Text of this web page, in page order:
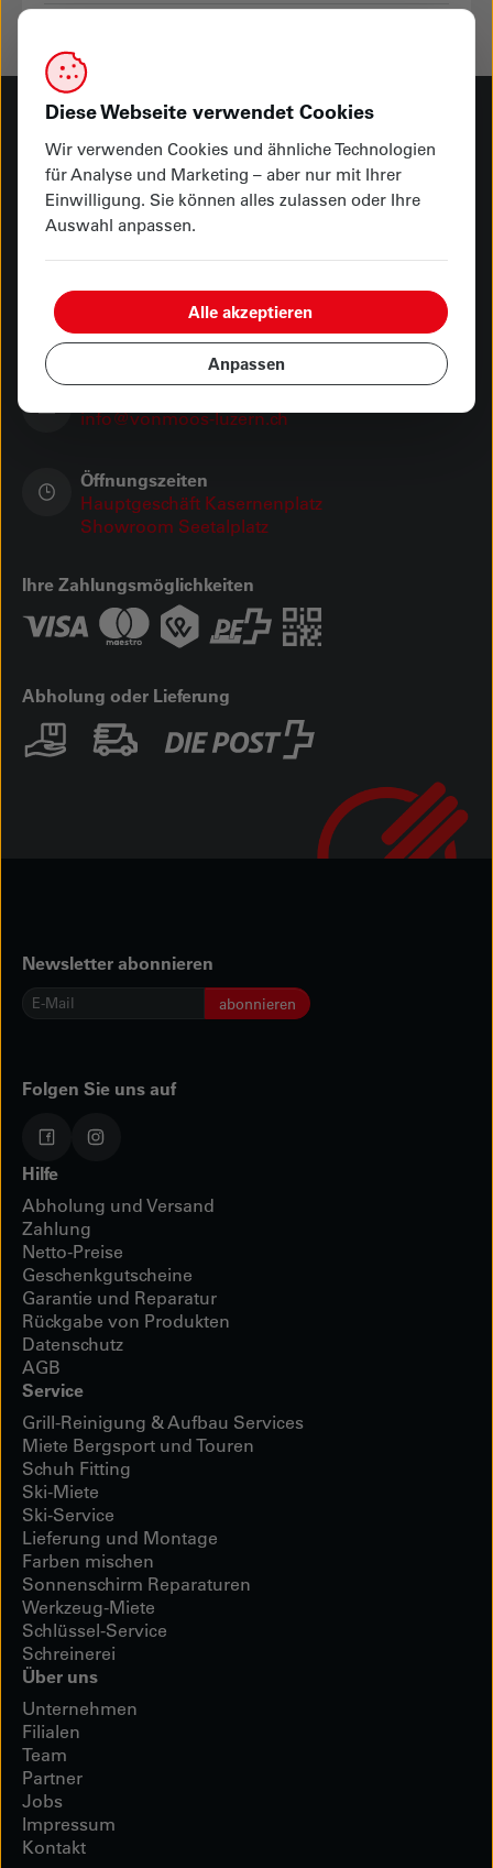
Haben Sie Fragen? Melden Sie sich bei uns
Rufen Sie uns an
041 249 92 00
Besuchen Sie uns
Hauptgeschäft Kasernenplatz
Showroom Seetalplatz
info@vonmoos-luzern.ch
Öffnungszeiten
Hauptgeschäft Kasernenplatz
Showroom Seetalplatz
Ihre Zahlungsmöglichkeiten
Abholung oder Lieferung
Newsletter abonnieren
E-
abonnieren
Folgen Sie uns auf
Hilfe
Abholung und Versand
Zahlung
Netto-Preise
Geschenkgutscheine
Garantie und Reparatur
Rückgabe von Produkten
Datenschutz
AGB
Service
Grill-Reinigung & Aufbau Services
Miete Bergsport und Touren
Schuh Fitting
Ski-Miete
Ski-Service
Lieferung und Montage
Farben mischen
Sonnenschirm Reparaturen
Werkzeug-Miete
Schlüssel-Service
Schreinerei
Über uns
Unternehmen
Filialen
Team
Partner
Jobs
Impressum
Kontakt
Diese Webseite verwendet Cookies
Wir verwenden Cookies und ähnliche Technologien
für Analyse und Marketing – aber nur mit Ihrer
Einwilligung. Sie können alles zulassen oder Ihre
Auswahl anpassen.
Anpassen
Alle akzeptieren